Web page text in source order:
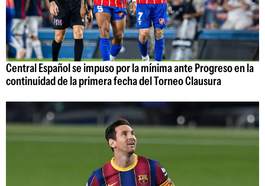
Central Español se impuso por la mínima ante Progreso en la
continuidad de la primera fecha del Torneo Clausura